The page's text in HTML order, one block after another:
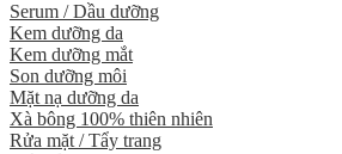
Serum / Dầu dưỡng
Kem dưỡng da
Kem dưỡng mắt
Son dưỡng môi
Mặt nạ dưỡng da
Xà bông 100% thiên nhiên
Rửa mặt / Tẩy trang